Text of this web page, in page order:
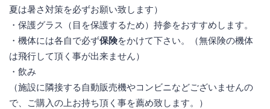
夏は暑さ対策を必ずお願い致します）
・保護グラス（目を保護するため）持参をおすすめします。
・機体には各自で必ず保険をかけて下さい。（無保険の機体
は飛行して頂く事が出来ません）
・飲み
（施設に隣接する自動販売機やコンビニなどございませんの
で、ご購入の上お持ち頂く事を薦め致します。）